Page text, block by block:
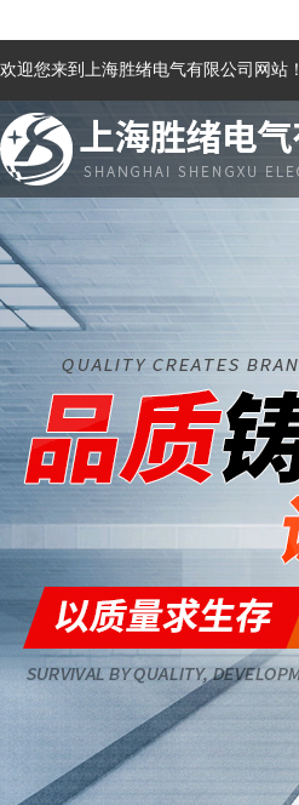
欢迎您来到上海胜绪电气有限公司网站！